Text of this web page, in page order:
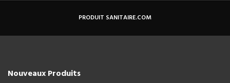
PRODUIT SANITAIRE.COM
Nouveaux Produits